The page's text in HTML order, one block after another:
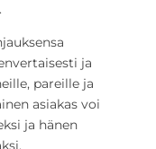
ja
pareille ja
asiakas voi
ja hänen